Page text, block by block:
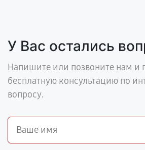
У Вас остались
Напишите или позвоните нам и
бесплатную консультацию по
вопросу.